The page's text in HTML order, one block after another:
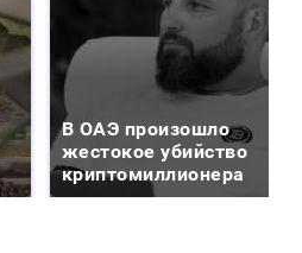
В ОАЭ произошло
жестокое убийство
криптомиллионера